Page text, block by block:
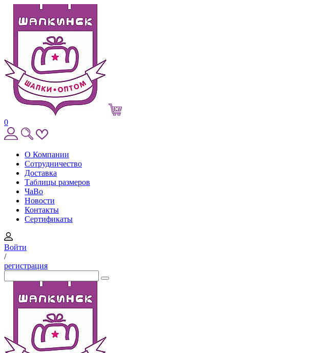
0
О Компании
Сотрудничество
Доставка
Таблицы размеров
ЧаВо
Новости
Контакты
Сертификаты
Войти
/
регистрация